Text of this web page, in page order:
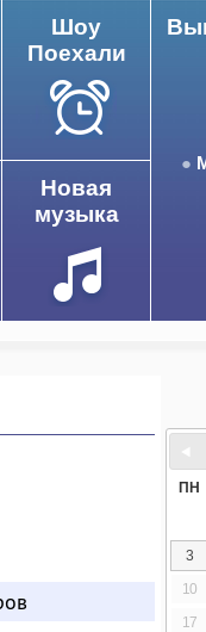
Шоу
Поехали
Новая
музыка
ПН
3
10
17